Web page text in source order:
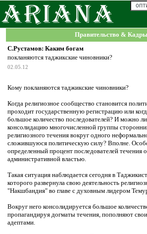
Правительство & Кадры
С.Рустамов: Каким богам
покланяются таджикские чиновники?
02.05.12
Кому покланяются таджикские чиновники?
Когда религиозное сообщество становится
проходит государственную регистрацию или
большое количество последователей? И можно
консолидацию многочисленной группы
религиозного течения вокруг одного
сложившуюся политическую силу? Вполне.
определенный процент последователей течения
административной властью.
Такая ситуация наблюдается сегодня в
которого развернула свою деятельность
"Накшбандия" во главе с духовным лидером
Вокруг него консолидируется большое
пропагандируя догматы течения, пополняют
адептами.